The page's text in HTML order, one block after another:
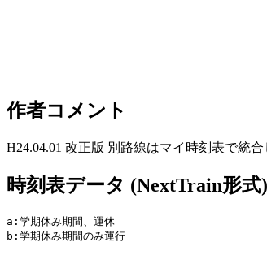
作者コメント
H24.04.01 改正版 別路線はマイ時刻表で統合
時刻表データ (NextTrain形式)
a:学期休み期間、運休
b:学期休み期間のみ運行